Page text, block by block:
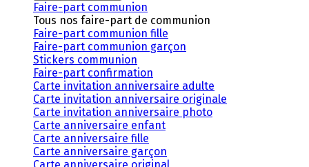
Faire-part communion
Tous nos faire-part de communion
Faire-part communion fille
Faire-part communion garçon
Stickers communion
Faire-part confirmation
Carte invitation anniversaire adulte
Carte invitation anniversaire originale
Carte invitation anniversaire photo
Carte anniversaire enfant
Carte anniversaire fille
Carte anniversaire garçon